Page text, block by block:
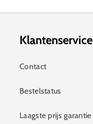
Klantenservice
Contact
Bestelstatus
Laagste prijs garantie